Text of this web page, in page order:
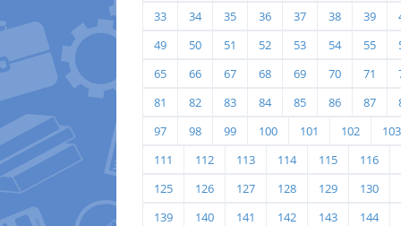
33
34 35 36 37 38 39
49
50 51 52 53 54 55
65
66 67 68 69 70 71
81
82 83 84 85 86 87
97
98 99 100 101 102
103
111
112 113 114 115
116
125
126 127 128 129
130
139
140 141 142 143
144